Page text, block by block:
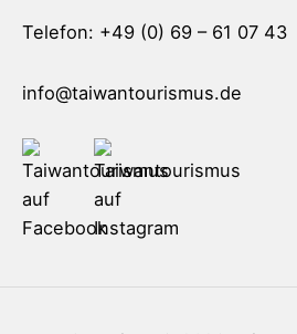
Telefon: +49 (0) 69 – 61 07 43
info@taiwantourismus.de